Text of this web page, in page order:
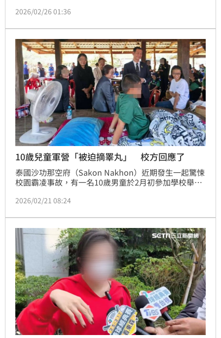
褻。阿公出庭辯稱媳婦與全家感情不睦，一切都是誤
均依對未滿14歲之人為強制猥褻罪，判3年6月徒刑；
全案仍可上訴。
2026/02/26 01:36
10歲兒童軍營「被迫摘睪丸」 校方回應了
泰國沙功那空府（Sakon Nakhon）近期發生一起驚悚
校園霸凌事故，有一名10歲男童於2月初參加學校舉辦
的下體嚴重受傷，經醫師評估後必須透過手術切除一顆
親往探視，除提供慰問金外，也要求相關單位徹查真
相，並檢討校園活動安全維護。
2026/02/21 08:24